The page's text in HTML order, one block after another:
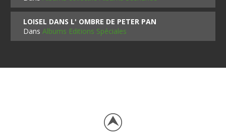
LOISEL DANS L' OMBRE DE PETER PAN
DansAlbums Editions Spéciales